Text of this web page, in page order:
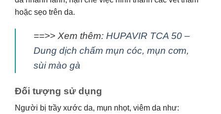
hoặc sẹo trên da.
==>> Xem thêm: HUPAVIR TCA 50 –
Dung dịch chấm mụn cóc, mụn cơm,
sùi mào gà
Đối tượng sử dụng
Người bị trầy xước da, mụn nhọt, viêm da như: